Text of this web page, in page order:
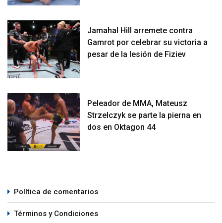
Jamahal Hill arremete contra
Gamrot por celebrar su victoria a
pesar de la lesión de Fiziev
Peleador de MMA, Mateusz
Strzelczyk se parte la pierna en
dos en Oktagon 44
Política de comentarios
Términos y Condiciones